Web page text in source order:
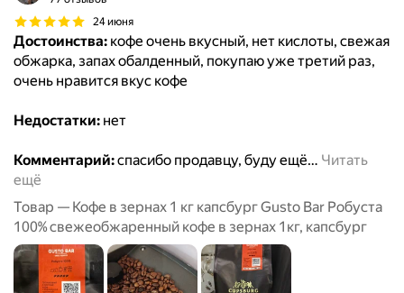
24 июня
Достоинства: кофе очень вкусный, нет кислоты, свежая
обжарка, запах обалденный, покупаю уже третий раз,
очень нравится вкус кофе
Недостатки: нет
Комментарий:спасибо продавцу, буду ещё… Читать
ещё
Товар — Кофе в зернах 1 кг капсбург Gusto Bar Робуста
100% свежеобжаренный кофе в зернах 1кг, капсбург